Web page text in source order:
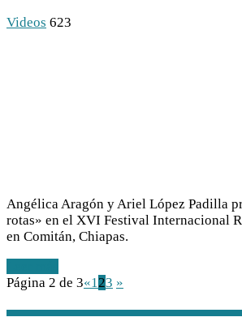
Videos 623
Angélica Aragón y Ariel López Padilla
rotas» en el XVI Festival Internacional
en Comitán, Chiapas.
Página 2 de 3«123 »